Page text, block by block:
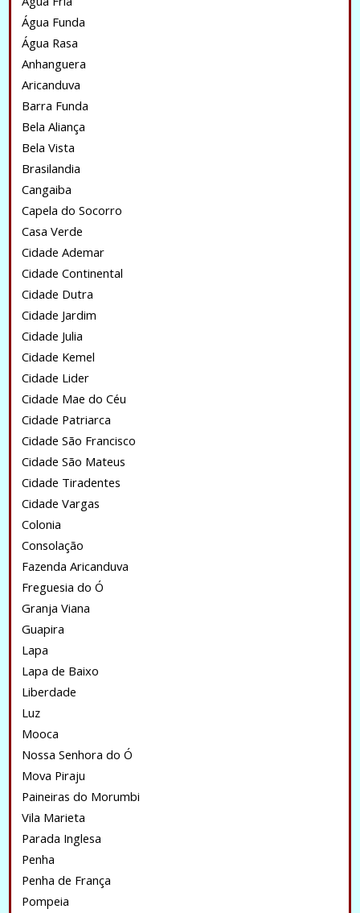
Água Funda
Água Rasa
Anhanguera
Aricanduva
Barra Funda
Bela Aliança
Bela Vista
Brasilandia
Cangaiba
Capela do Socorro
Casa Verde
Cidade Ademar
Cidade Continental
Cidade Dutra
Cidade Jardim
Cidade Julia
Cidade Kemel
Cidade Lider
Cidade Mae do Céu
Cidade Patriarca
Cidade São Francisco
Cidade São Mateus
Cidade Tiradentes
Cidade Vargas
Colonia
Consolação
Fazenda Aricanduva
Freguesia do Ó
Granja Viana
Guapira
Lapa
Lapa de Baixo
Liberdade
Luz
Mooca
Nossa Senhora do Ó
Mova Piraju
Paineiras do Morumbi
Vila Marieta
Parada Inglesa
Penha
Penha de França
Pompeia